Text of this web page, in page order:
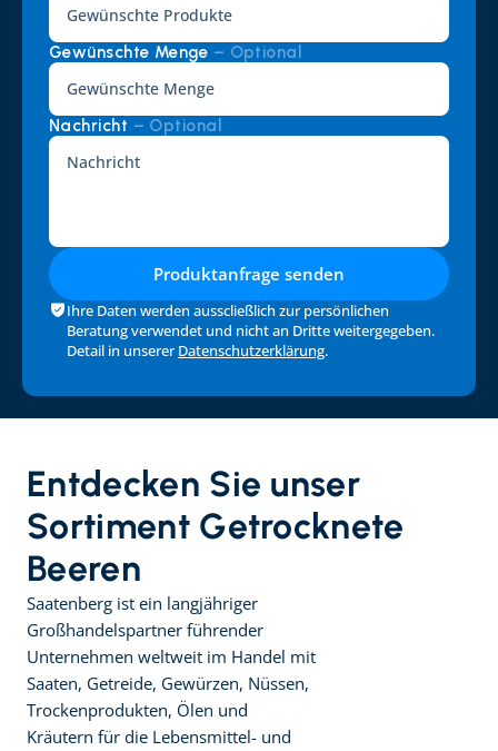
Gewünschte Menge – Optional
Nachricht – Optional
Produktanfrage senden
Ihre Daten werden ausscließlich zur persönlichen
Beratung verwendet und nicht an Dritte weitergegeben.
Detail in unserer Datenschutzerklärung.
Entdecken Sie unser
Sortiment Getrocknete
Beeren
Saatenberg ist ein langjähriger
Großhandelspartner führender
Unternehmen weltweit im Handel mit
Saaten, Getreide, Gewürzen, Nüssen,
Trockenprodukten, Ölen und
Kräutern für die Lebensmittel- und